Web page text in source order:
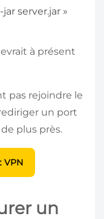
server.jar »
à présent
pas rejoindre le
un port
plus près.
VPN
un